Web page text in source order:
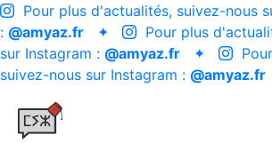
Pour plus d'actualités, suivez-nous
: @amyaz.fr ✦
Pour plus
sur Instagram : @amyaz.fr ✦
suivez-nous sur Instagram : @amyaz.fr